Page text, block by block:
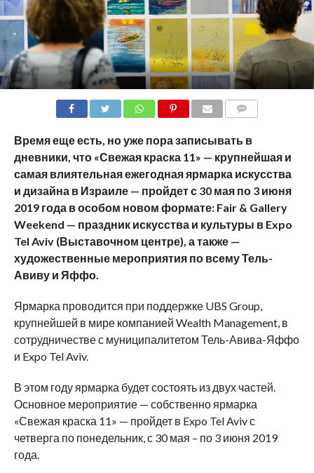
Время еще есть, но уже пора записывать в
дневники, что «Свежая краска 11» — крупнейшая и
самая влиятельная ежегодная ярмарка искусства
и дизайна в Израиле — пройдет с 30 мая по 3 июня
2019 года в особом новом формате: Fair& Gallery
Weekend — праздник искусства и культуры в Expo
Tel Aviv(Выставочном центре), а также —
художественные мероприятия по всему Тель-
Авиву и Яффо.
Ярмарка проводится при поддержке UBS Group,
крупнейшей в мире компанией Wealth Management, в
сотрудничестве с муниципалитетом Тель-Авива-Яффо
и Expo Tel Aviv.
В этом году ярмарка будет состоять из двух частей.
Основное мероприятие — собственно ярмарка
«Свежая краска 11» — пройдет в Expo Tel Aviv с
четверга по понедельник, с 30 мая – по 3 июня 2019
года.